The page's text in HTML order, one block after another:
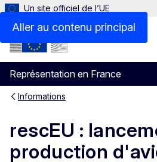
Aller au contenu principal
Un site officiel de l’UE
Représentation en France
Menu
Informations
rescEU :
production